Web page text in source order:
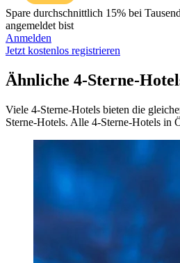
Spare durchschnittlich 15% bei
angemeldet bist
Anmelden
Jetzt kostenlos registrieren
Ähnliche 4-Sterne-
Viele 4-Sterne-Hotels bieten die
Sterne-Hotels. Alle 4-Sterne-Hotels in